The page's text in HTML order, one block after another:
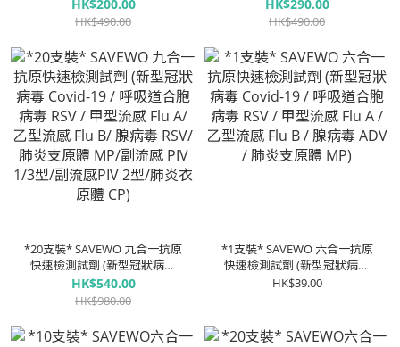
RSV / 甲型流感 Flu A/ ⼄型流
原體 MP/副流感 PIV 1/3型/副
流感PIV 2型/肺炎衣原體 CP)
HK$200.00
HK$490.00
RSV / 甲型流感 Flu A/ ⼄型流
原體 MP/副流感 PIV 1/3型/副
流感PIV 2型/肺炎衣原體 CP)
HK$290.00
HK$490.00
*20支裝* SAVEWO 九合一抗原
快速檢測試劑 (新型冠狀病毒
Covid-19 / 呼吸道合胞病毒
RSV / 甲型流感 Flu A/ ⼄型流
原體 MP/副流感 PIV 1/3型/副
HK$540.00
HK$980.00
*1支裝* SAVEWO 六合一抗原
快速檢測試劑 (新型冠狀病毒
Covid-19 / 呼吸道合胞病毒
原體 MP)
HK$39.00